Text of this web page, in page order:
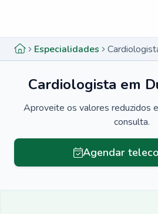
Especialidades
Cardiologista em
Aproveite os valores reduzidos
consulta.
Agendar